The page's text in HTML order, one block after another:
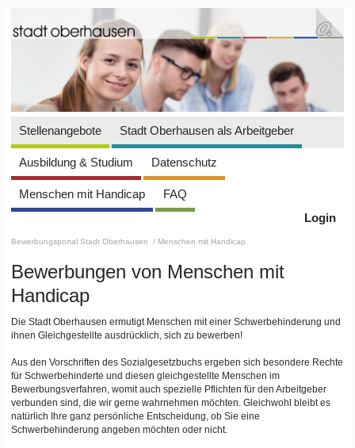
Stellenangebote Stadt Oberhausen als Arbeitgeber
Ausbildung & Studium Datenschutz
Menschen mit Handicap
FAQ
Login
Bewerbungsportal Stadt Oberhausen / Menschen mit Handicap
Bewerbungen von Menschen mit
Handicap
Die Stadt Oberhausen ermutigt Menschen mit einer Schwerbehinderung und
ihnen Gleichgestellte ausdrücklich, sich zu bewerben!
Aus den Vorschriften des Sozialgesetzbuchs ergeben sich besondere Rechte
für Schwerbehinderte und diesen gleichgestellte Menschen im
Bewerbungsverfahren, womit auch spezielle Pflichten für den Arbeitgeber
verbunden sind, die wir gerne wahrnehmen möchten. Gleichwohl bleibt es
natürlich Ihre ganz persönliche Entscheidung, ob Sie eine
Schwerbehinderung angeben möchten oder nicht.